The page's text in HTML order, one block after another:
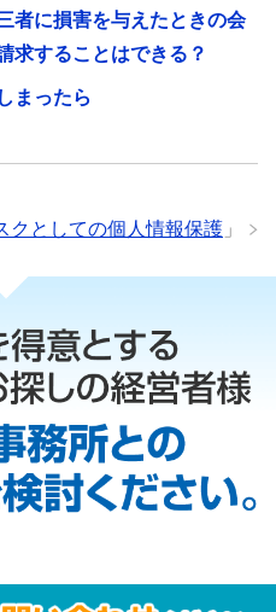
者に損害を与えたときの会
求することはできる？
まったら
クとしての個人情報保護 」